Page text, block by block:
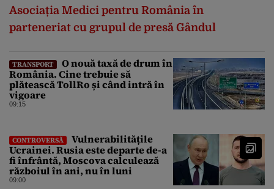
Asociația Medici pentru România în
parteneriat cu grupul de presă Gândul
TRANSPORT
O nouă taxă de drum în
România. Cine trebuie să
plătească TollRo și când intră în
vigoare
09:15
CONTROVERSĂ
Vulnerabilitățile
Ucrainei. Rusia este departe de-a
fi înfrântă, Moscova calculează
războiul în ani, nu în luni
09:00